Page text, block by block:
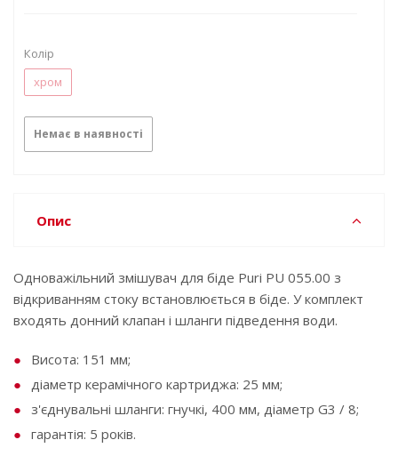
Колір
хром
Немає в наявності
Опис
Одноважільний змішувач для біде Puri PU 055.00 з
відкриванням стоку встановлюється в біде. У комплект
входять донний клапан і шланги підведення води.
Висота: 151 мм;
діаметр керамічного картриджа: 25 мм;
з'єднувальні шланги: гнучкі, 400 мм, діаметр G3 / 8;
гарантія: 5 років.